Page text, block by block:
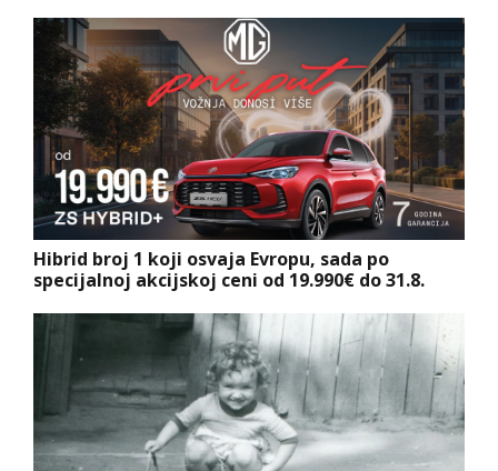
Hibrid broj 1 koji osvaja Evropu, sada po
specijalnoj akcijskoj ceni od 19.990€ do 31.8.